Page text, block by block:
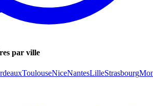
par ville
ToulouseNiceNantesLilleStrasbourg